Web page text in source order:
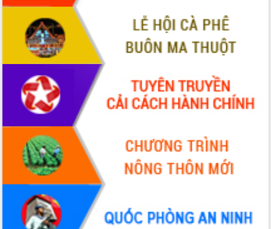
Đề án 06 tạo bước ngoặt đột phá trong
cải cách hành chính tỉnh Đắk Lắk
Kết nối tour, đẩy mạnh chuyển đổi số
để phát triển du lịch Đắk Lắk
Khởi động Dự án Đầu tư xây dựng hạ
tầng kỹ thuật Cụm công nghiệp Tân
Tiến
Gặp mặt các cơ quan báo chí nhân Kỷ
niệm 101 năm Ngày Báo chí Cách
mạng Việt Nam
Đắk Lắk sơ kết 4 năm triển khai thực
hiện Đề án 06 của Chính phủ
Họp báo thông tin về Hội nghị Công bố
Quy hoạch và Xúc tiến đầu tư tỉnh Đắk
Khơi thông điểm nghẽn, đẩy nhanh
giải ngân vốn khắc phục thiên tai